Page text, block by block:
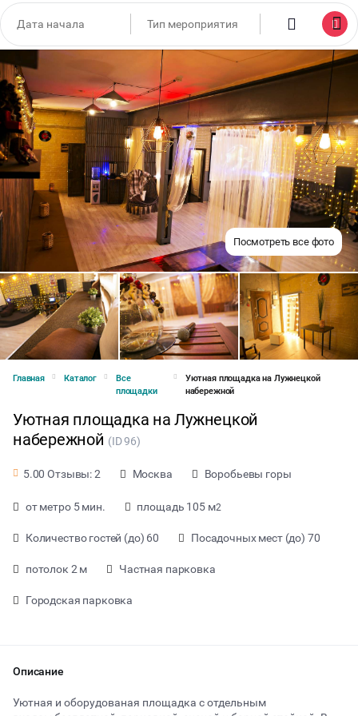
Посмотреть все фото
Главная Каталог
Все
площадки
Уютная площадка на Лужнецкой
набережной
Уютная площадка на Лужнецкой
набережной (ID 96)
5.00 Отзывы: 2 Москва Воробьевы горы
от метро 5 мин. площадь 105 м2
Количество гостей (до) 60 Посадочных мест (до) 70
потолок 2 м Частная парковка
Городская парковка
Описание
Уютная и оборудованая площадка с отдельным
от 1000 ₽ за час
Тип мероприятия